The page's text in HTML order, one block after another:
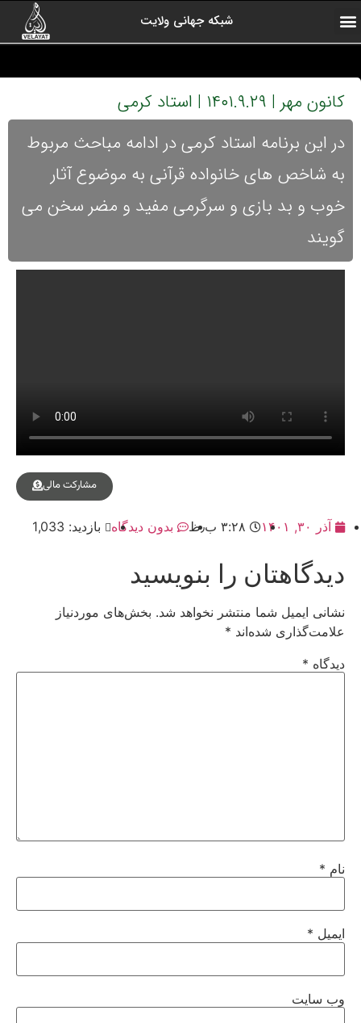
شبکه جهانی ولایت
کانون مهر | ۱۴۰۱.۹.۲۹ | استاد کرمی
در این برنامه استاد کرمی در ادامه مباحث مربوط
به شاخص های خانواده قرآنی به موضوع آثار
خوب و بد بازی و سرگرمی مفید و مضر سخن می
گویند
مشارکت مالی
آذر ۳۰, ۱۴۰۱ ۳:۲۸ ب٫ظ بدون دیدگاه بازدید: 1,033
دیدگاهتان را بنویسید
نشانی ایمیل شما منتشر نخواهد شد. بخش‌های موردنیاز
علامت‌گذاری شده‌اند *
دیدگاه *
نام *
ایمیل *
وب‌ سایت